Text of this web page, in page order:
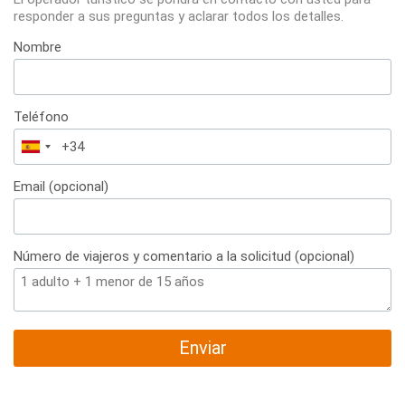
responder a sus preguntas y aclarar todos los detalles.
Nombre
Teléfono
España
+34
Email (opcional)
Número de viajeros y comentario a la solicitud (opcional)
Enviar